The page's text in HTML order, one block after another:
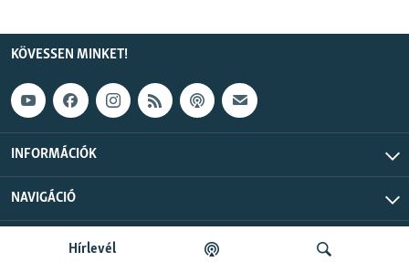
Hírlevél
KÖVESSEN MINKET!
INFORMÁCIÓK
NAVIGÁCIÓ
Szabad Európa © 2026 RFE/RL, Inc. Minden jog fenntartva.